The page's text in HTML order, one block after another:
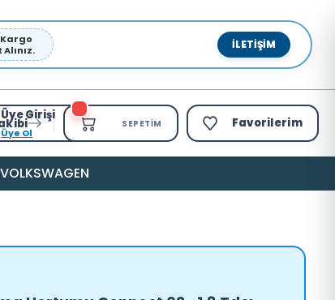
İLETIŞIM
Üye Girişi
Üye Ol
SEPETIM Favorilerim
VOLKSWAGEN